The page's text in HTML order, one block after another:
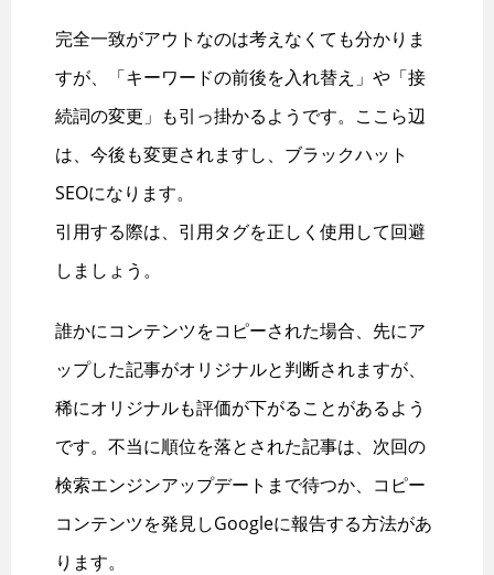
完全一致がアウトなのは考えなくても分かりま
すが、「キーワードの前後を入れ替え」や「接
続詞の変更」も引っ掛かるようです。ここら辺
は、今後も変更されますし、ブラックハット
SEOになります。
引用する際は、引用タグを正しく使用して回避
しましょう。
誰かにコンテンツをコピーされた場合、先にア
ップした記事がオリジナルと判断されますが、
稀にオリジナルも評価が下がることがあるよう
です。不当に順位を落とされた記事は、次回の
検索エンジンアップデートまで待つか、コピー
コンテンツを発見しGoogleに報告する方法があ
ります。